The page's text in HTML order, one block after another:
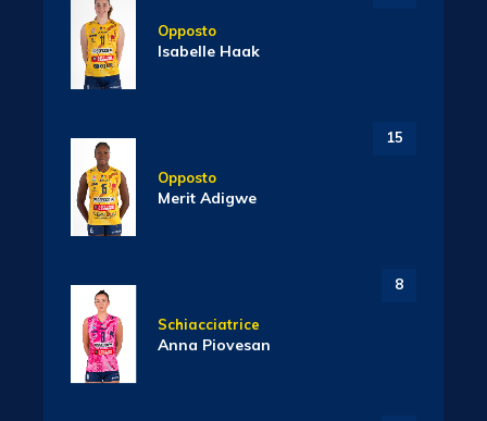
Opposto
Isabelle Haak
15
Opposto
Merit Adigwe
8
Schiacciatrice
Anna Piovesan